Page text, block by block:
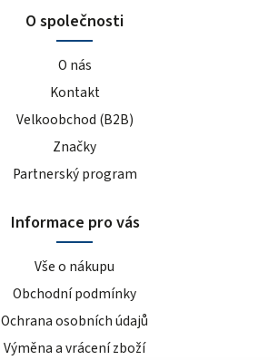
O společnosti
O nás
Kontakt
Velkoobchod (B2B)
Značky
Partnerský program
Informace pro vás
Vše o nákupu
Obchodní podmínky
Ochrana osobních údajů
Výměna a vrácení zboží